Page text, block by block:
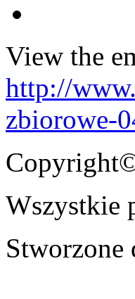
View the
http://
zbiorowe-
Wszystkie
Stworzone